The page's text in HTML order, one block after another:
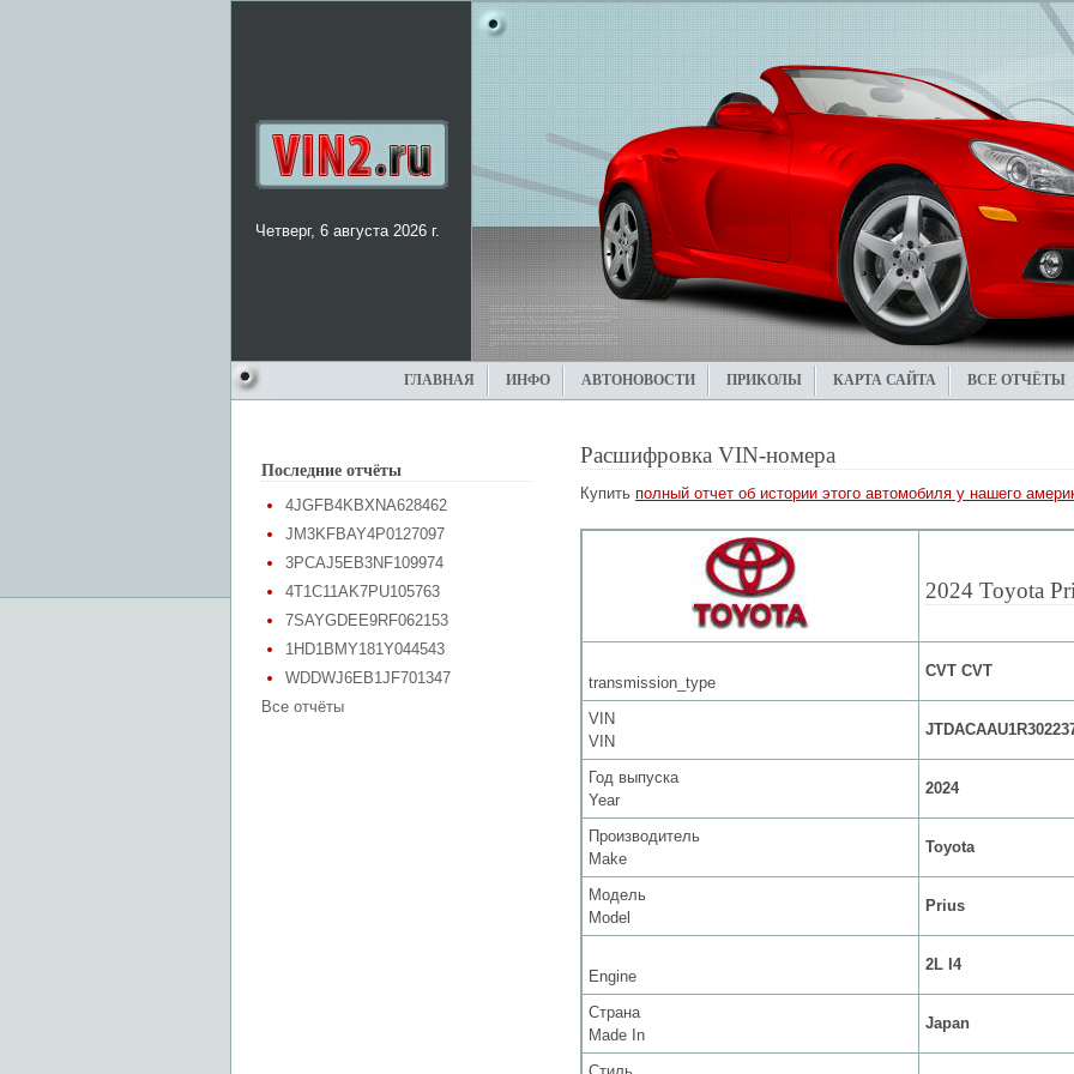
Четверг, 6 августа 2026 г.
ГЛАВНАЯ ИНФО АВТОНОВОСТИ ПРИКОЛЫ КАРТА САЙТА ВСЕ ОТЧЁТЫ
Последние отчёты
4JGFB4KBXNA628462
JM3KFBAY4P0127097
3PCAJ5EB3NF109974
4T1C11AK7PU105763
7SAYGDEE9RF062153
1HD1BMY181Y044543
WDDWJ6EB1JF701347
Все отчёты
Расшифровка VIN-номера
Купить полный отчет об истории этого автомобиля у нашего
2024 Toyota
transmission_type
CVT CVT
VIN
VIN
Год выпуска
Year
2024
Производитель
Make
Toyota
Модель
Model
Prius
Engine
2L I4
Страна
Made In
Japan